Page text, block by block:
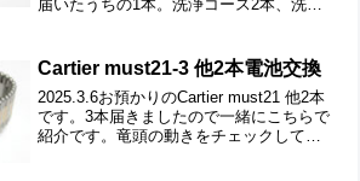
届いたうちの1本。洗浄コース2本、洗浄
本の洗浄は「オー...
Cartier must21-3 他2本電池交換
2025.3.6お預かりのCartier must21 他2本
です。3本届きましたので一緒にこちらで
紹介です。竜頭の動きをチェックして。